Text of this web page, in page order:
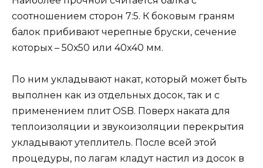
соотношением сторон 7:5. К боковым граням
балок прибивают черепные бруски, сечение
которых – 50х50 или 40х40 мм.
По ним укладывают накат, который может быть
выполнен как из отдельных досок, так и с
применением плит OSB. Поверх наката для
теплоизоляции и звукоизоляции перекрытия
укладывают утеплитель. После всей этой
процедуры, по лагам кладут настил из досок в